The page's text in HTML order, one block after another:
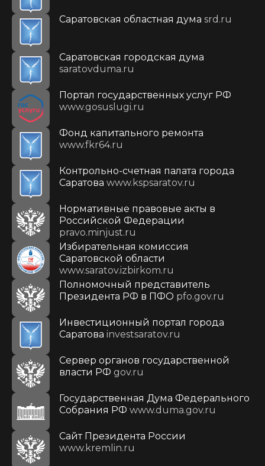
Саратовская областная дума srd.ru
Саратовская городская дума
saratovduma.ru
Портал государственных услуг РФ
www.gosuslugi.ru
Фонд капитального ремонта
www.fkr64.ru
Контрольно-счетная палата города
Саратова www.kspsaratov.ru
Нормативные правовые акты в
Российской Федерации
pravo.minjust.ru
Избирательная комиссия
Саратовской области
www.saratov.izbirkom.ru
Полномочный представитель
Президента РФ в ПФО pfo.gov.ru
Инвестиционный портал города
Саратова investsaratov.ru
Сервер органов государственной
власти РФ gov.ru
Государственная Дума Федерального
Собрания РФ www.duma.gov.ru
Cайт Президента России
www.kremlin.ru